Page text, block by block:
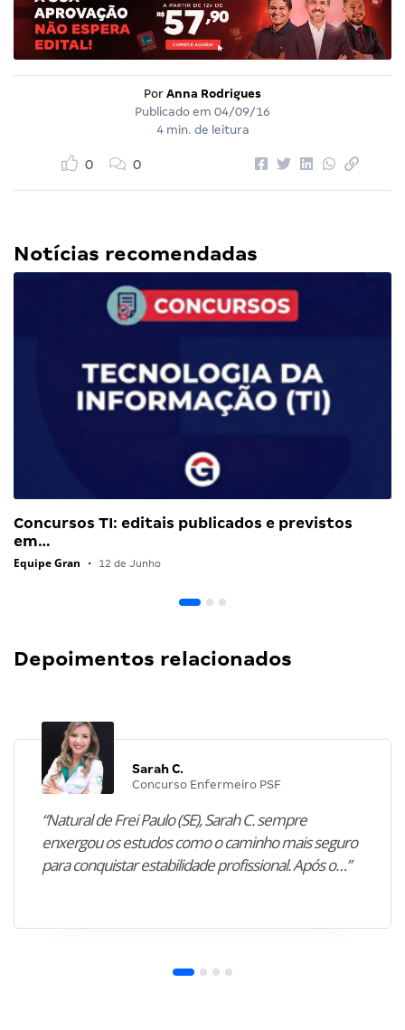
Por Anna Rodrigues
Publicado em 04/09/16
4 min. de leitura
0 0
Notícias recomendadas
Concursos TI: editais publicados e previstos
em…
Equipe Gran • 12 de Junho
Depoimentos relacionados
Sarah C.
Concurso Enfermeiro PSF
“Natural de Frei Paulo (SE), Sarah C. sempre
enxergou os estudos como o caminho mais seguro
para conquistar estabilidade profissional. Após o…”